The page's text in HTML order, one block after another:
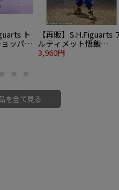
ト
ッパー
【再販】S.H.Figuarts
ルティメット悟飯
SUPER HERO
3,960円
を全て見る